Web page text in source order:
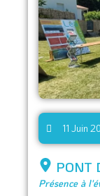
11 Juin
PONT
Présence à